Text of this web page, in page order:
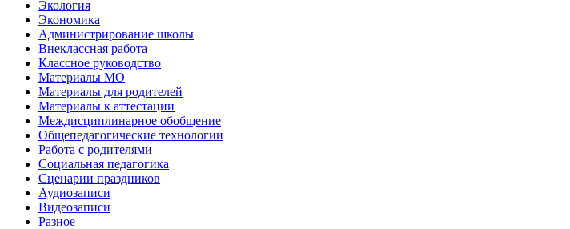
Экология
Экономика
Администрирование школы
Внеклассная работа
Классное руководство
Материалы МО
Материалы для родителей
Материалы к аттестации
Междисциплинарное обобщение
Общепедагогические технологии
Работа с родителями
Социальная педагогика
Сценарии праздников
Аудиозаписи
Видеозаписи
Разное